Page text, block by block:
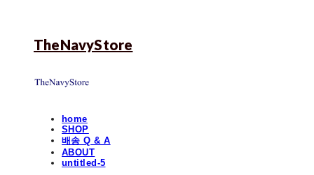
TheNavyStore
home
SHOP
배송 Q & A
ABOUT
untitled-5